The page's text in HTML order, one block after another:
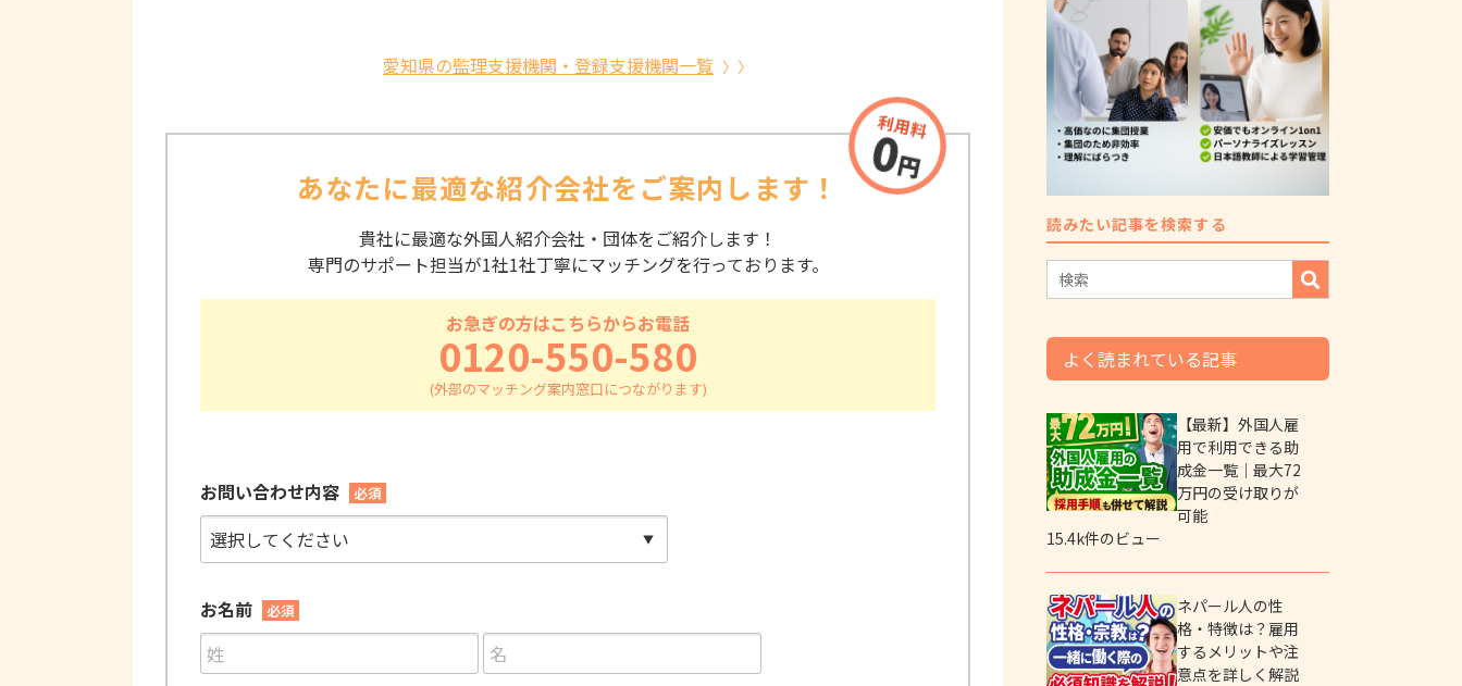
愛知県の監理支援機関・登録支援機関一覧
あなたに最適な紹介会社をご案内します！
貴社に最適な外国人紹介会社・団体をご紹介します！
専門のサポート担当が1社1社丁寧にマッチングを行っております。
お急ぎの方はこちらからお電話
0120-550-580
お問い合わせ内容 必須
お名前 必須
読みたい記事を検索する
よく読まれている記事
【最新】外国人雇
用で利用できる助
成金一覧｜最大72
万円の受け取りが
可能
15.4k件のビュー
ネパール人の性
格・特徴は？雇用
するメリットや注
意点を詳しく解説